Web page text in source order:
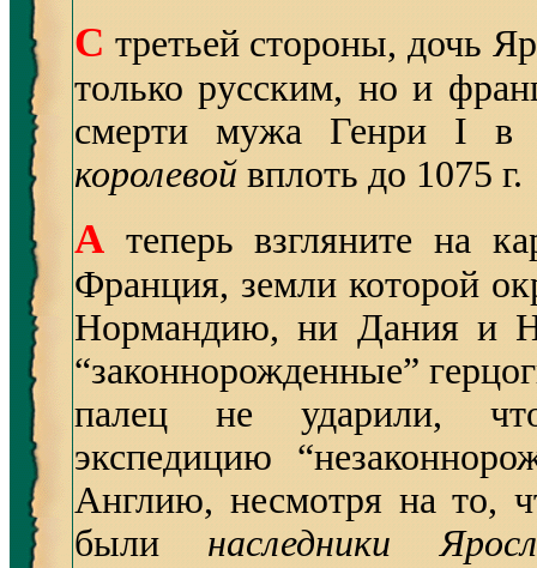
С третьей стороны, дочь
только русским, но и
смерти мужа Генри I
королевой вплоть до 1075 г.
А теперь взгляните на
Франция, земли которой
Нормандию, ни Дания и
“законнорожденные”
палец не ударили,
экспедицию
Англию, несмотря на то,
были наследники